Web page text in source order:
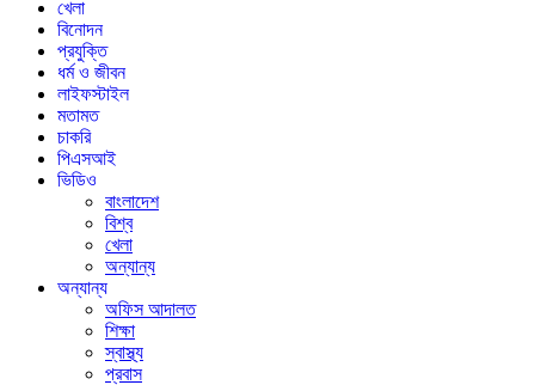
খেলা
বিনোদন
প্রযুক্তি
ধর্ম ও জীবন
লাইফস্টাইল
মতামত
চাকরি
পিএসআই
ভিডিও
বাংলাদেশ
বিশ্ব
খেলা
অন্যান্য
অন্যান্য
অফিস আদালত
শিক্ষা
স্বাস্থ্য
প্রবাস